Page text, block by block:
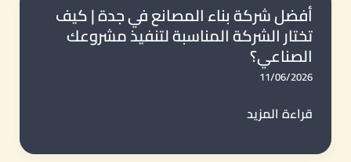
أفضل شركة بناء المصانع في جدة | كيف
تختار الشركة المناسبة لتنفيذ مشروعك
الصناعي؟
11/06/2026
أفضل
قراءة المزيد